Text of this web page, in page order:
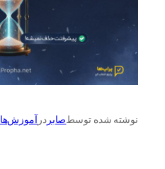
نوشته شده توسطصابردرآموزش‌ها